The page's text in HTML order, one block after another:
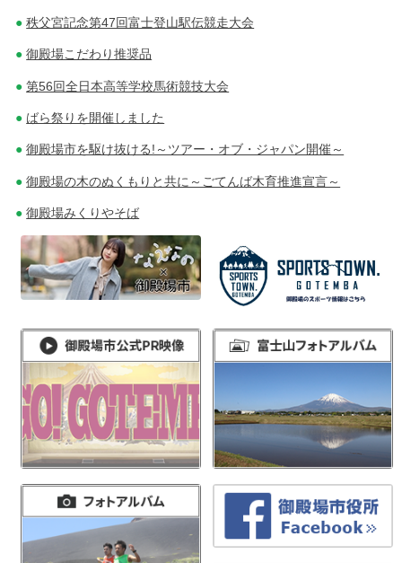
秩父宮記念第47回富士登山駅伝競走大会
御殿場こだわり推奨品
第56回全日本高等学校馬術競技大会
ばら祭りを開催しました
御殿場市を駆け抜ける!～ツアー・オブ・ジャパン開催～
御殿場の木のぬくもりと共に～ごてんば木育推進宣言～
御殿場みくりやそば